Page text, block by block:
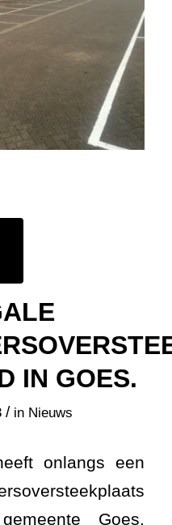
IN GOES.
/ in Nieuws
onlangs een
Goes.